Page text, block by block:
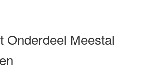
Onderdeel Meestal